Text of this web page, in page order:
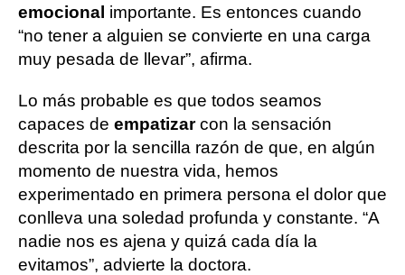
emocional importante. Es entonces cuando
“no tener a alguien se convierte en una carga
muy pesada de llevar”, afirma.
Lo más probable es que todos seamos
capaces de empatizarcon la sensación
descrita por la sencilla razón de que, en algún
momento de nuestra vida, hemos
experimentado en primera persona el dolor que
conlleva una soledad profunda y constante. “A
nadie nos es ajena y quizá cada día la
evitamos”, advierte la doctora.